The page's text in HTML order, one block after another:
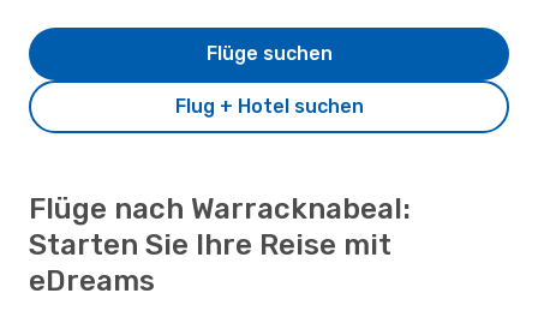
Flug + Hotel suchen
Flüge suchen
Flüge nach Warracknabeal:
Starten Sie Ihre Reise mit
eDreams